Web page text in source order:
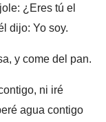
¿Eres tú el
dijo: Yo soy.
y come del pan.
ni iré
agua contigo